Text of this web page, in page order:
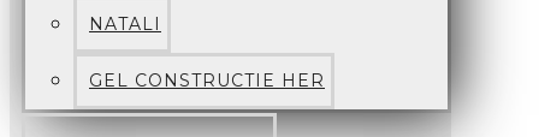
NATALI
GEL CONSTRUCTIE HER